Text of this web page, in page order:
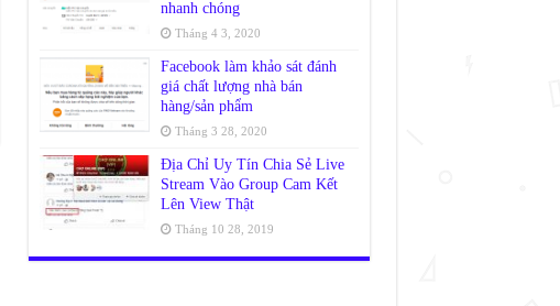
nhanh chóng
Tháng 4 3, 2020
Facebook làm khảo sát đánh
giá chất lượng nhà bán
hàng/sản phẩm
Tháng 3 28, 2020
Địa Chỉ Uy Tín Chia Sẻ Live
Stream Vào Group Cam Kết
Lên View Thật
Tháng 10 28, 2019